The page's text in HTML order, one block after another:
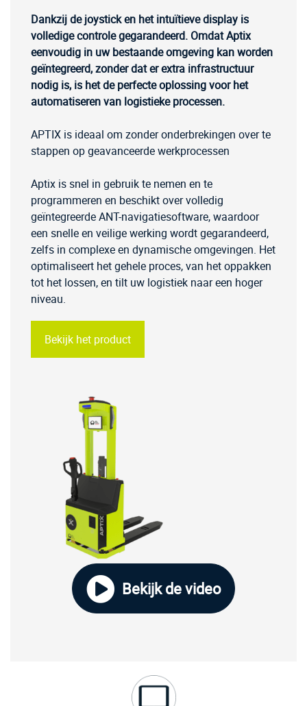
Dankzij de joystick en het intuïtieve display is
volledige controle gegarandeerd. Omdat Aptix
eenvoudig in uw bestaande omgeving kan worden
geïntegreerd, zonder dat er extra infrastructuur
nodig is, is het de perfecte oplossing voor het
automatiseren van logistieke processen.
APTIX is ideaal om zonder onderbrekingen over te
stappen op geavanceerde werkprocessen
Aptix is snel in gebruik te nemen en te
programmeren en beschikt over volledig
geïntegreerde ANT-navigatiesoftware, waardoor
een snelle en veilige werking wordt gegarandeerd,
zelfs in complexe en dynamische omgevingen. Het
optimaliseert het gehele proces, van het oppakken
tot het lossen, en tilt uw logistiek naar een hoger
niveau.
Bekijk het product
Bekijk de video